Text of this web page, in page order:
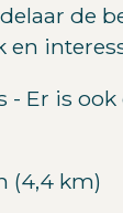
de
Er is
(4,4 km)